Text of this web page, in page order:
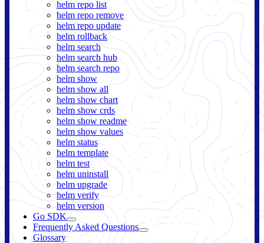
helm repo list
helm repo remove
helm repo update
helm rollback
helm search
helm search hub
helm search repo
helm show
helm show all
helm show chart
helm show crds
helm show readme
helm show values
helm status
helm template
helm test
helm uninstall
helm upgrade
helm verify
helm version
Go SDK
Frequently Asked Questions
Glossary